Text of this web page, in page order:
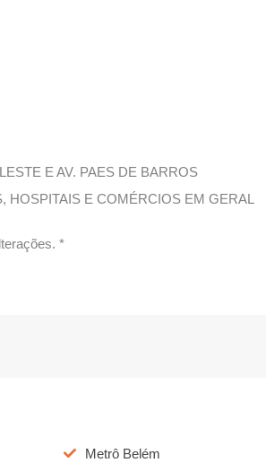
E AV. PAES DE BARROS
E COMÉRCIOS EM GERAL
*
Metrô Belém